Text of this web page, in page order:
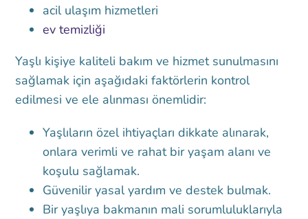
acil ulaşım hizmetleri
ev temizliği
Yaşlı kişiye kaliteli bakım ve hizmet sunulmasını
sağlamak için aşağıdaki faktörlerin kontrol
edilmesi ve ele alınması önemlidir:
Yaşlıların özel ihtiyaçları dikkate alınarak,
onlara verimli ve rahat bir yaşam alanı ve
koşulu sağlamak.
Güvenilir yasal yardım ve destek bulmak.
Bir yaşlıya bakmanın mali sorumluluklarıyla